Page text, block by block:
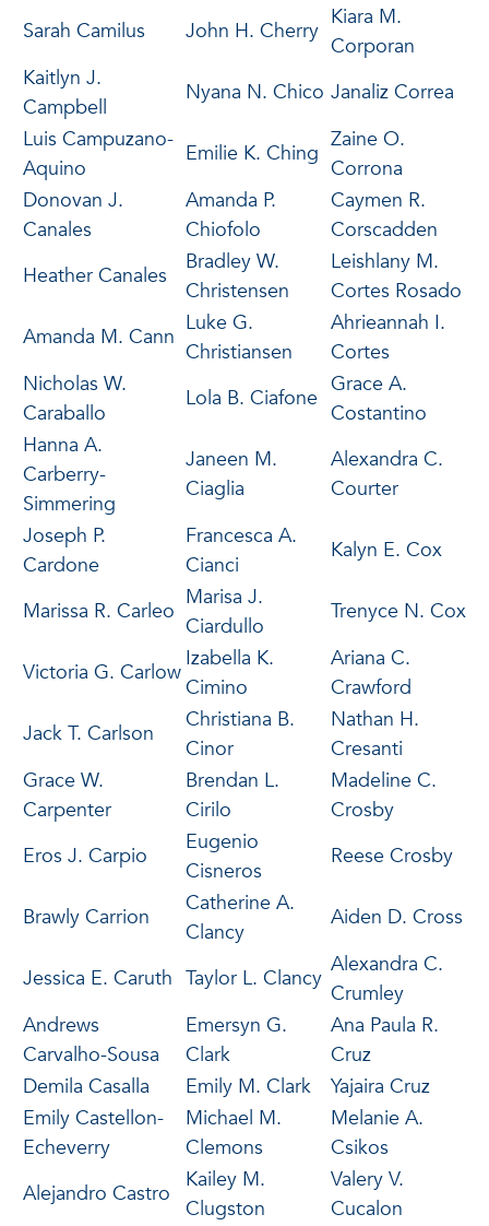
Sarah Camilus
John H. Cherry
Kiara M.
Corporan
Kaitlyn J.
Campbell
Nyana N. Chico Janaliz Correa
Luis Campuzano-
Aquino
Emilie K. Ching
Zaine O.
Corrona
Donovan J.
Canales
Amanda P.
Chiofolo
Caymen R.
Corscadden
Heather Canales
Bradley W.
Christensen
Leishlany M.
Cortes Rosado
Amanda M. Cann
Luke G.
Christiansen
Ahrieannah I.
Cortes
Nicholas W.
Caraballo
Lola B. Ciafone
Grace A.
Costantino
Hanna A.
Carberry-
Simmering
Janeen M.
Ciaglia
Alexandra C.
Courter
Joseph P.
Cardone
Francesca A.
Cianci
Kalyn E. Cox
Marissa R. Carleo
Marisa J.
Ciardullo
Trenyce N. Cox
Victoria G. Carlow
Izabella K.
Cimino
Ariana C.
Crawford
Jack T. Carlson
Christiana B.
Cinor
Nathan H.
Cresanti
Grace W.
Carpenter
Brendan L.
Cirilo
Madeline C.
Crosby
Eros J. Carpio
Eugenio
Cisneros
Reese Crosby
Brawly Carrion
Catherine A.
Clancy
Aiden D. Cross
Jessica E. Caruth Taylor L. Clancy
Alexandra C.
Crumley
Andrews
Carvalho-Sousa
Emersyn G.
Clark
Ana Paula R.
Cruz
Demila Casalla
Emily M. Clark
Yajaira Cruz
Emily Castellon-
Echeverry
Michael M.
Clemons
Melanie A.
Csikos
Alejandro Castro
Kailey M.
Clugston
Valery V.
Cucalon